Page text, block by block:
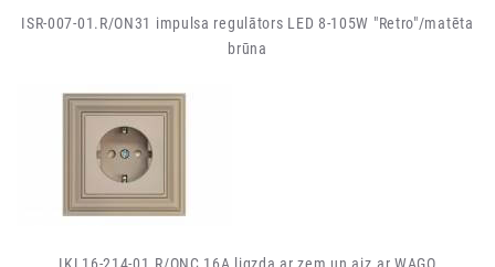
ISR-007-01.R/ON31 impulsa regulātors LED 8-105W "Retro"/matēta
brūna